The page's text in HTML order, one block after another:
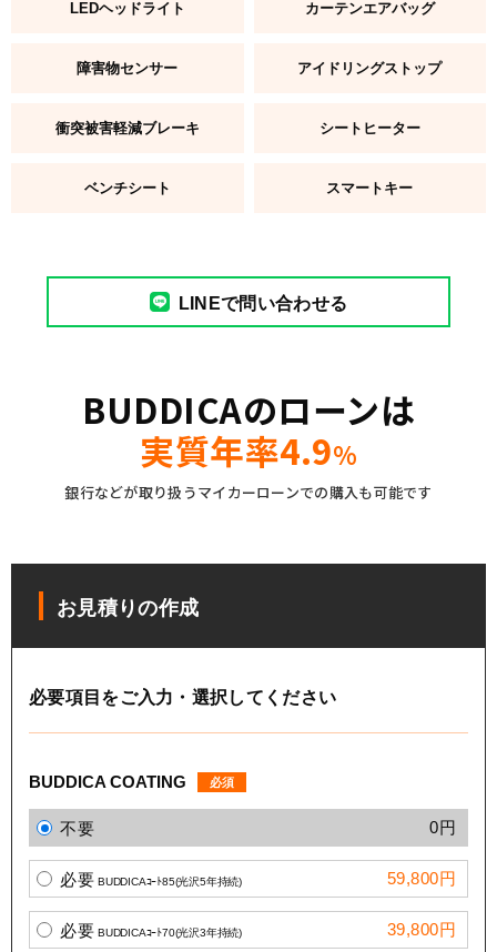
LEDヘッドライト カーテンエアバッグ
障害物センサー アイドリングストップ
衝突被害軽減ブレーキ シートヒーター
ベンチシート スマートキー
LINEで問い合わせる
BUDDICAのローンは
実質年率4.9%
銀行などが取り扱うマイカーローンでの購入も可能です
お見積りの作成
必要項目をご入力・選択してください
BUDDICA COATING 必須
不要 0円
必要 BUDDICAｺｰﾄ85(光沢5年持続) 59,800円
必要 BUDDICAｺｰﾄ70(光沢3年持続) 39,800円